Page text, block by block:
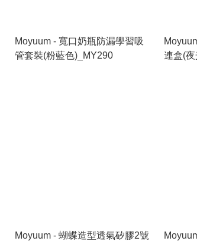
Moyuum - 寬口奶瓶防漏學習吸
管套裝(粉藍色)_MY290
連盒(
Moyuum - 蝴蝶造型透氣矽膠2號